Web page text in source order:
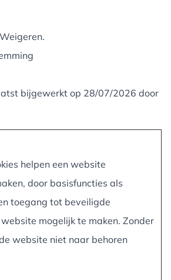
bijgewerkt op 28/07/2026 door
helpen een website
door basisfuncties als
toegang tot beveiligde
mogelijk te maken. Zonder
website niet naar behoren